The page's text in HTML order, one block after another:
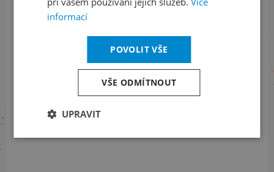
Informace o stavu objednávek
+420 461 049 232
Informace o programu
+420 257 310 414
informací
POVOLIT VŠE
VŠE ODMÍTNOUT
UPRAVIT